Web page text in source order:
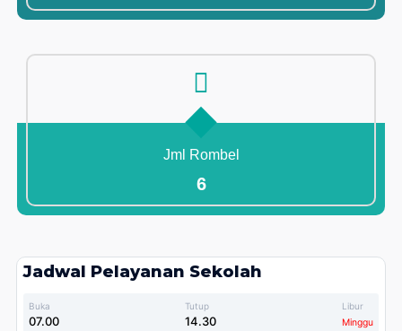
Jml Rombel
6
Jadwal Pelayanan Sekolah
Buka
07.00
Tutup
14.30
Libur
Minggu